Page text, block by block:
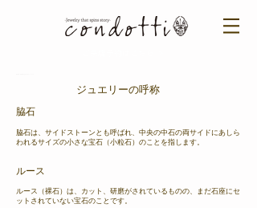
ジュエリーの呼称
脇石
脇石は、サイドストーンとも呼ばれ、中央の中石の両サイドにあしら
われるサイズの小さな宝石（小粒石）のことを指します。
ルース
ルース（裸石）は、カット、研磨がされているものの、まだ石座にセ
ットされていない宝石のことです。